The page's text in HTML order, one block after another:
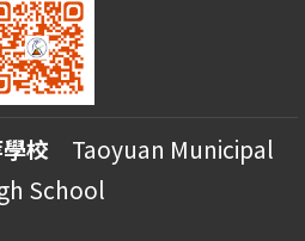
校 Taoyuan Municipal
School